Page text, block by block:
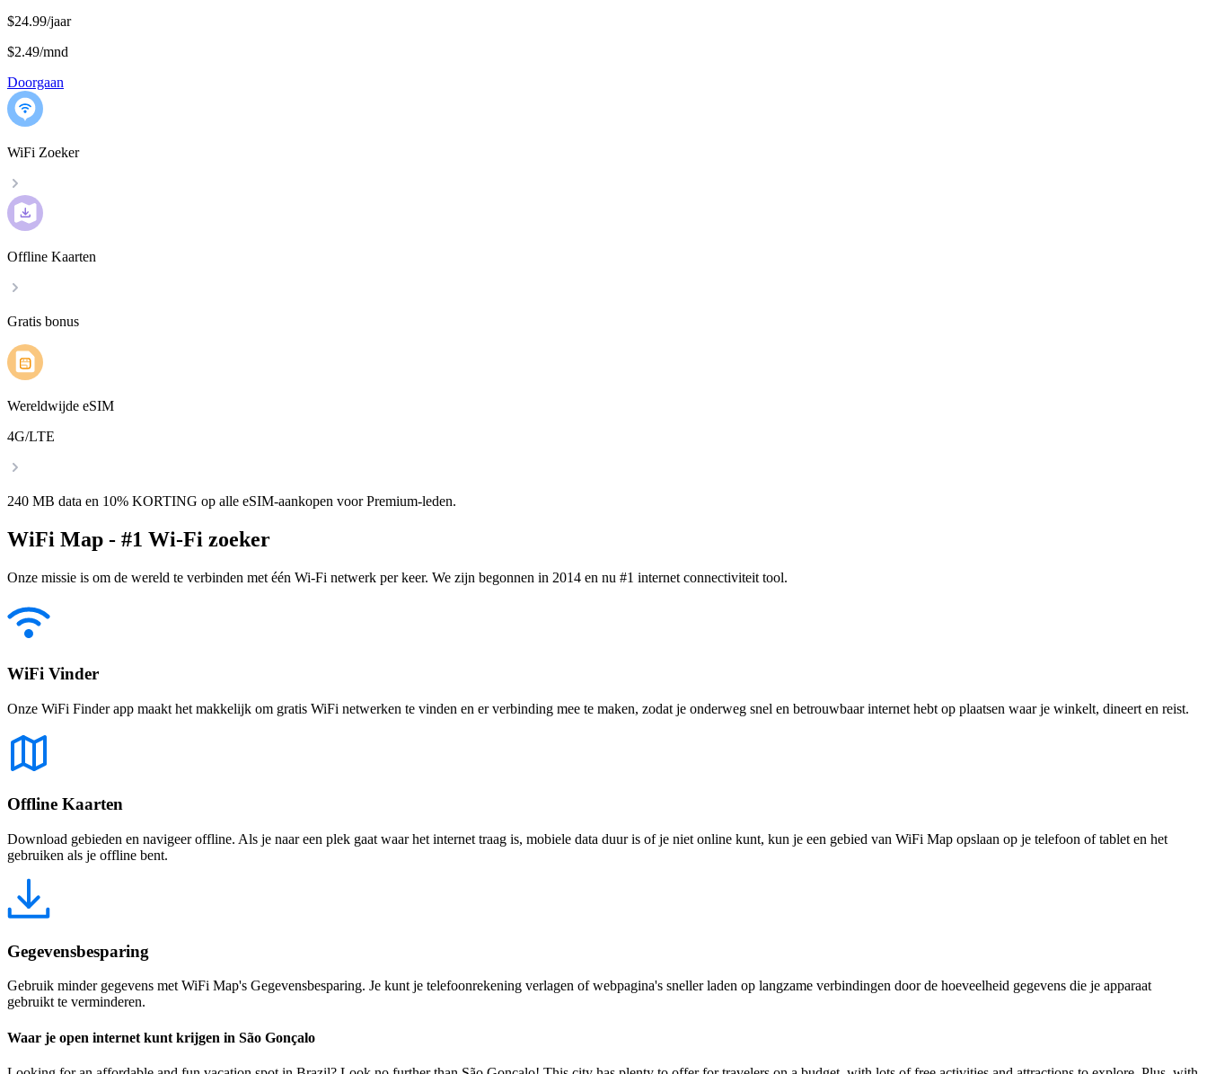
$24.99/jaar
$2.49/mnd
Doorgaan
WiFi Zoeker
Offline Kaarten
Gratis bonus
Wereldwijde eSIM
4G/LTE
240 MB data en 10% KORTING op alle eSIM-aankopen voor Premium-leden.
WiFi Map - #1 Wi-Fi zoeker
Onze missie is om de wereld te verbinden met één Wi-Fi netwerk per keer. We zijn begonnen in 2014 en nu #1 internet connectiviteit tool.
WiFi Vinder
Onze WiFi Finder app maakt het makkelijk om gratis WiFi netwerken te vinden en er verbinding mee te maken, zodat je onderweg snel en betrouwbaar internet hebt op plaatsen waar je winkelt, dineert en reist.
Offline Kaarten
Download gebieden en navigeer offline. Als je naar een plek gaat waar het internet traag is, mobiele data duur is of je niet online kunt, kun je een gebied van WiFi Map opslaan op je telefoon of tablet en het
gebruiken als je offline bent.
Gegevensbesparing
Gebruik minder gegevens met WiFi Map's Gegevensbesparing. Je kunt je telefoonrekening verlagen of webpagina's sneller laden op langzame verbindingen door de hoeveelheid gegevens die je apparaat
gebruikt te verminderen.
Waar je open internet kunt krijgen in São Gonçalo